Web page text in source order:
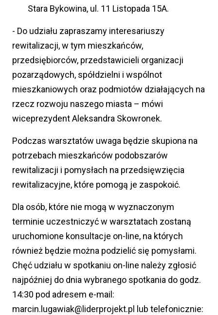
Stara Bykowina, ul. 11 Listopada 15A.
- Do udziału zapraszamy interesariuszy
rewitalizacji, w tym mieszkańców,
przedsiębiorców, przedstawicieli organizacji
pozarządowych, spółdzielni i wspólnot
mieszkaniowych oraz podmiotów działających na
rzecz rozwoju naszego miasta – mówi
wiceprezydent Aleksandra Skowronek.
Podczas warsztatów uwaga będzie skupiona na
potrzebach mieszkańców podobszarów
rewitalizacji i pomysłach na przedsięwzięcia
rewitalizacyjne, które pomogą je zaspokoić.
Dla osób, które nie mogą w wyznaczonym
terminie uczestniczyć w warsztatach zostaną
uruchomione konsultacje on-line, na których
również będzie można podzielić się pomysłami.
Chęć udziału w spotkaniu on-line należy zgłosić
najpóźniej do dnia wybranego spotkania do godz.
14:30 pod adresem e-mail:
marcin.lugawiak@liderprojekt.pl lub telefonicznie: